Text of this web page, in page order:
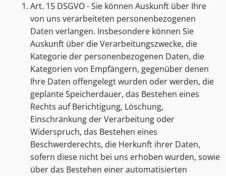
Art. 15 DSGVO - Sie können Auskunft über Ihre
von uns verarbeiteten personenbezogenen
Daten verlangen. Insbesondere können Sie
Auskunft über die Verarbeitungszwecke, die
Kategorie der personenbezogenen Daten, die
Kategorien von Empfängern, gegenüber denen
Ihre Daten offengelegt wurden oder werden, die
geplante Speicherdauer, das Bestehen eines
Rechts auf Berichtigung, Löschung,
Einschränkung der Verarbeitung oder
Widerspruch, das Bestehen eines
Beschwerderechts, die Herkunft ihrer Daten,
sofern diese nicht bei uns erhoben wurden, sowie
über das Bestehen einer automatisierten